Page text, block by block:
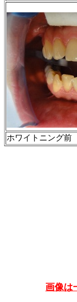
ホワイトニング前
画像は